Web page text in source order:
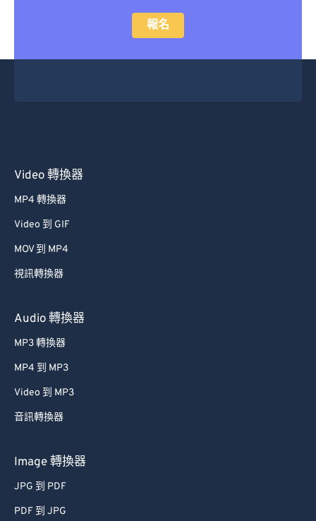
報名
Video 轉換器
MP4 轉換器
Video 到 GIF
MOV 到 MP4
視訊轉換器
Audio 轉換器
MP3 轉換器
MP4 到 MP3
Video 到 MP3
音訊轉換器
Image 轉換器
JPG 到 PDF
PDF 到 JPG